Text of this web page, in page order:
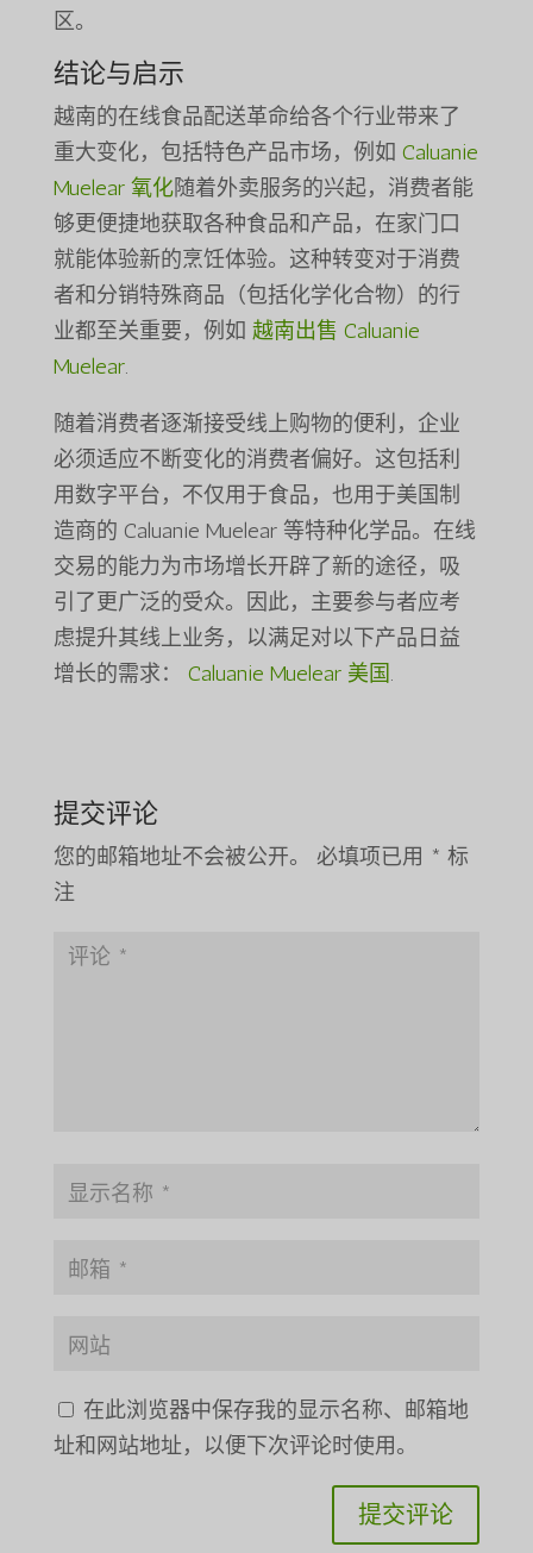
区。
结论与启示
越南的在线食品配送革命给各个行业带来了
重大变化，包括特色产品市场，例如 Caluanie
Muelear 氧化随着外卖服务的兴起，消费者能
够更便捷地获取各种食品和产品，在家门口
就能体验新的烹饪体验。这种转变对于消费
者和分销特殊商品（包括化学化合物）的行
业都至关重要，例如 越南出售 Caluanie
Muelear.
随着消费者逐渐接受线上购物的便利，企业
必须适应不断变化的消费者偏好。这包括利
用数字平台，不仅用于食品，也用于美国制
造商的 Caluanie Muelear 等特种化学品。在线
交易的能力为市场增长开辟了新的途径，吸
引了更广泛的受众。因此，主要参与者应考
虑提升其线上业务，以满足对以下产品日益
增长的需求： Caluanie Muelear 美国.
提交评论
您的邮箱地址不会被公开。 必填项已用 * 标
注
在此浏览器中保存我的显示名称、邮箱地
址和网站地址，以便下次评论时使用。